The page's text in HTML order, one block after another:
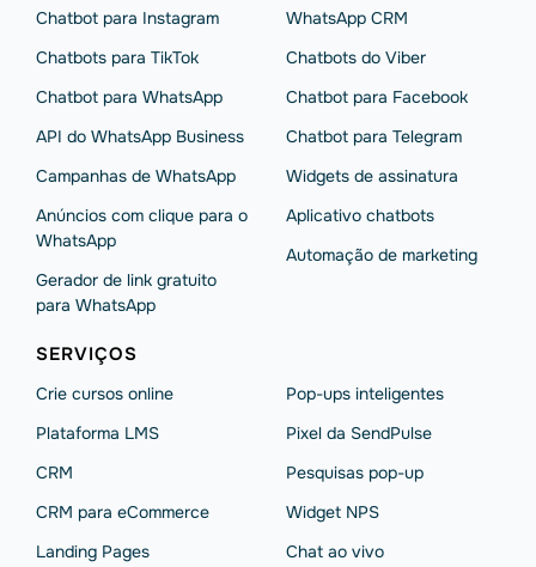
Chatbot para Instagram
Chatbots para TikTok
Chatbot para WhatsApp
API do WhatsApp Business
Campanhas de WhatsApp
Anúncios com clique para o
WhatsApp
Gerador de link gratuito
para WhatsApp
WhatsApp CRM
Chatbots do Viber
Chatbot para Facebook
Chatbot para Telegram
Widgets de assinatura
Aplicativo chatbots
Automação de marketing
SERVIÇOS
Crie cursos online
Plataforma LMS
CRM
CRM para eCommerce
Landing Pages
Pop-ups inteligentes
Pixel da SendPulse
Pesquisas pop-up
Widget NPS
Chat ao vivo